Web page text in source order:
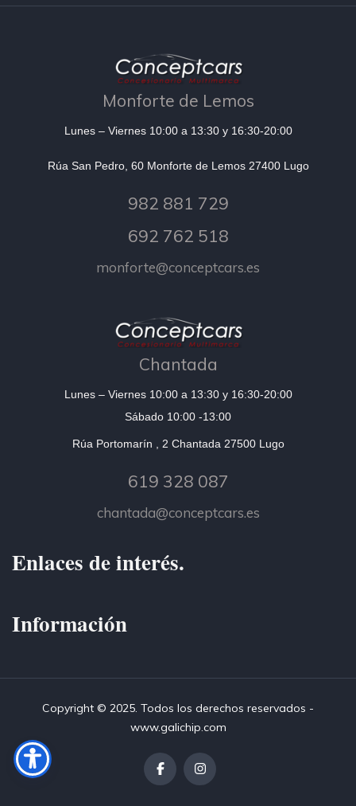
Monforte de Lemos
Lunes – Viernes 10:00 a 13:30 y 16:30-20:00
Rúa San Pedro, 60 Monforte de Lemos 27400 Lugo
982 881 729
692 762 518
monforte@conceptcars.es
Chantada
Lunes – Viernes 10:00 a 13:30 y 16:30-20:00
Sábado 10:00 -13:00
Rúa Portomarín , 2 Chantada 27500 Lugo
619 328 087
chantada@conceptcars.es
Enlaces de interés.
Información
Copyright © 2025. Todos los derechos reservados -
www.galichip.com